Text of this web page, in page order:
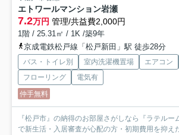
エトワールマンション岩瀬
7.2万円 管理/共益費2,000円
1階 / 25.31㎡ / 1K /築9年
京成電鉄松戸線「松戸新田」駅 徒歩28分
バス・トイレ別 室内洗濯機置場 エアコン
フローリング
電気有
仲手無料
『松戸市』の納得のお部屋さがしなら『ラテルー
で新生活・入居審査が心配の方・初期費用を抑え